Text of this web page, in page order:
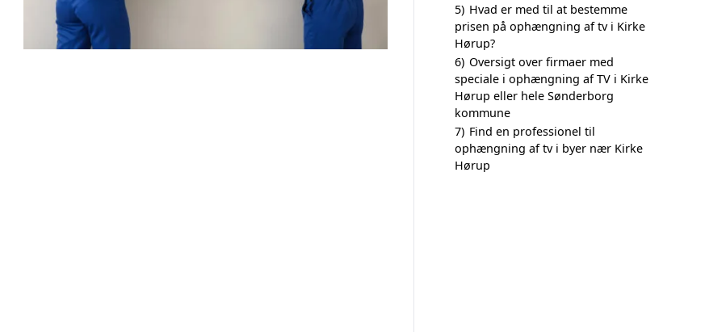
5) Hvad er med til at bestemme
prisen på ophængning af tv i Kirke
Hørup?
6) Oversigt over firmaer med
speciale i ophængning af TV i Kirke
Hørup eller hele Sønderborg
kommune
7) Find en professionel til
ophængning af tv i byer nær Kirke
Hørup